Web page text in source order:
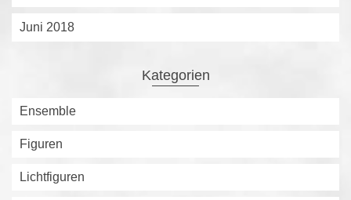
Juni 2018
Kategorien
Ensemble
Figuren
Lichtfiguren